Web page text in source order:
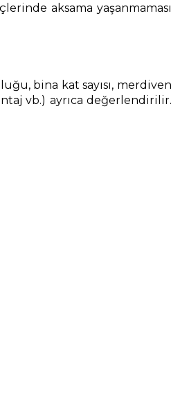
aksama yaşanmaması
bina kat sayısı, merdiven
vb.) ayrıca değerlendirilir.